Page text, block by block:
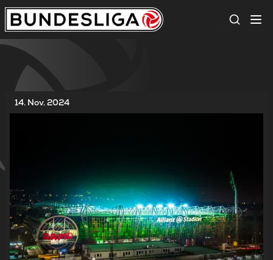
Suche
14. Nov. 2024